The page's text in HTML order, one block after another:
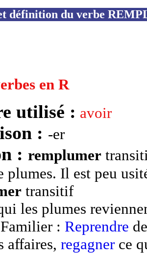
définition du verbe
en R
utilisé : avoir
: -er
: remplumer
plumes. Il est peu
transitif
les plumes
: Reprendre
affaires, regagner ce